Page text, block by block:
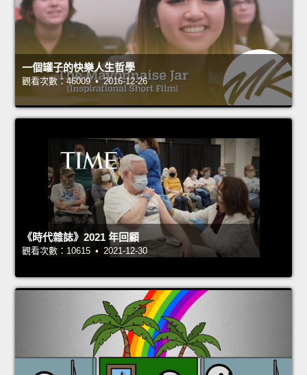
一個罐子的快樂人生哲學
觀看次數：46009 • 2016-12-26
《時代雜誌》2021 年回顧
觀看次數：10615 • 2021-12-30